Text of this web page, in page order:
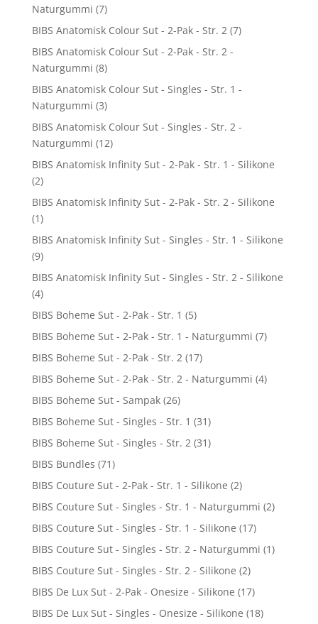
Naturgummi (7)
BIBS Anatomisk Colour Sut - 2-Pak - Str. 2 (7)
BIBS Anatomisk Colour Sut - 2-Pak - Str. 2 -
Naturgummi (8)
BIBS Anatomisk Colour Sut - Singles - Str. 1 -
Naturgummi (3)
BIBS Anatomisk Colour Sut - Singles - Str. 2 -
Naturgummi (12)
BIBS Anatomisk Infinity Sut - 2-Pak - Str. 1 - Silikone
(2)
BIBS Anatomisk Infinity Sut - 2-Pak - Str. 2 - Silikone
(1)
BIBS Anatomisk Infinity Sut - Singles - Str. 1 - Silikone
(9)
BIBS Anatomisk Infinity Sut - Singles - Str. 2 - Silikone
(4)
BIBS Boheme Sut - 2-Pak - Str. 1 (5)
BIBS Boheme Sut - 2-Pak - Str. 1 - Naturgummi (7)
BIBS Boheme Sut - 2-Pak - Str. 2 (17)
BIBS Boheme Sut - 2-Pak - Str. 2 - Naturgummi (4)
BIBS Boheme Sut - Sampak (26)
BIBS Boheme Sut - Singles - Str. 1 (31)
BIBS Boheme Sut - Singles - Str. 2 (31)
BIBS Bundles (71)
BIBS Couture Sut - 2-Pak - Str. 1 - Silikone (2)
BIBS Couture Sut - Singles - Str. 1 - Naturgummi (2)
BIBS Couture Sut - Singles - Str. 1 - Silikone (17)
BIBS Couture Sut - Singles - Str. 2 - Naturgummi (1)
BIBS Couture Sut - Singles - Str. 2 - Silikone (2)
BIBS De Lux Sut - 2-Pak - Onesize - Silikone (17)
BIBS De Lux Sut - Singles - Onesize - Silikone (18)